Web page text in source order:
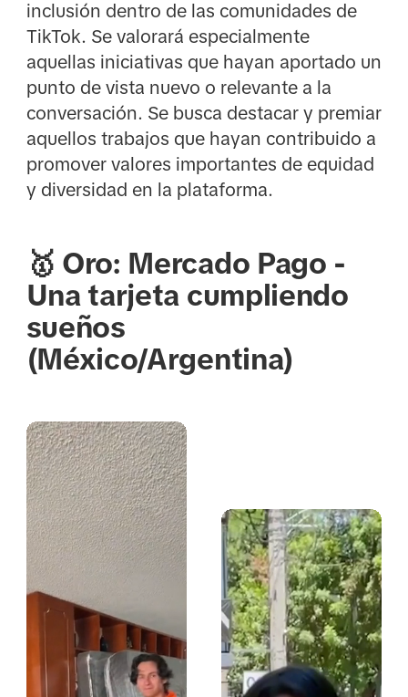
inclusión dentro de las comunidades de
TikTok. Se valorará especialmente
aquellas iniciativas que hayan aportado un
punto de vista nuevo o relevante a la
conversación. Se busca destacar y premiar
aquellos trabajos que hayan contribuido a
promover valores importantes de equidad
y diversidad en la plataforma.
🥇 Oro: Mercado Pago -
Una tarjeta cumpliendo
sueños
(México/Argentina)